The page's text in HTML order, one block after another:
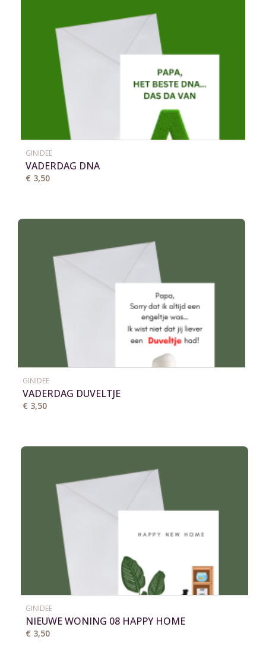
GINIDEE
VADERDAG DNA
€ 3,50
GINIDEE
VADERDAG DUVELTJE
€ 3,50
GINIDEE
NIEUWE WONING 08 HAPPY HOME
€ 3,50